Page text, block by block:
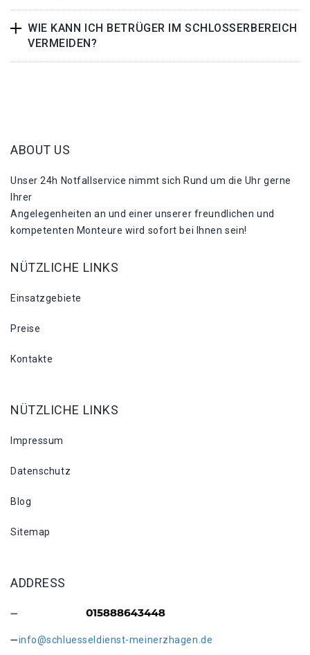
WIE KANN ICH BETRÜGER IM SCHLOSSERBEREICH
VERMEIDEN?
ABOUT US
Unser 24h Notfallservice nimmt sich Rund um die Uhr gerne
Ihrer
Angelegenheiten an und einer unserer freundlichen und
kompetenten Monteure wird sofort bei Ihnen sein!
NÜTZLICHE LINKS
Einsatzgebiete
Preise
Kontakte
NÜTZLICHE LINKS
Impressum
Datenschutz
Blog
Sitemap
ADDRESS
info@schluesseldienst-meinerzhagen.de